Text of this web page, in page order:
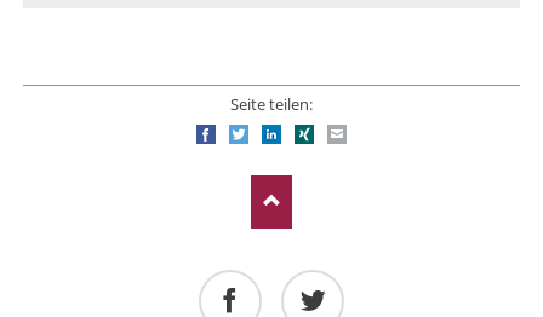
Seite teilen:
FacebookTwitterLinkedIn
Xing